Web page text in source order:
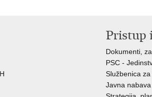
Pristup
Dokumenti,
PSC -
Službenica
Javna nabava